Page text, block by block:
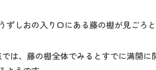
ずしおの入り口にある藤の棚が見ごろと
では、藤の棚全体でみるとすでに満開